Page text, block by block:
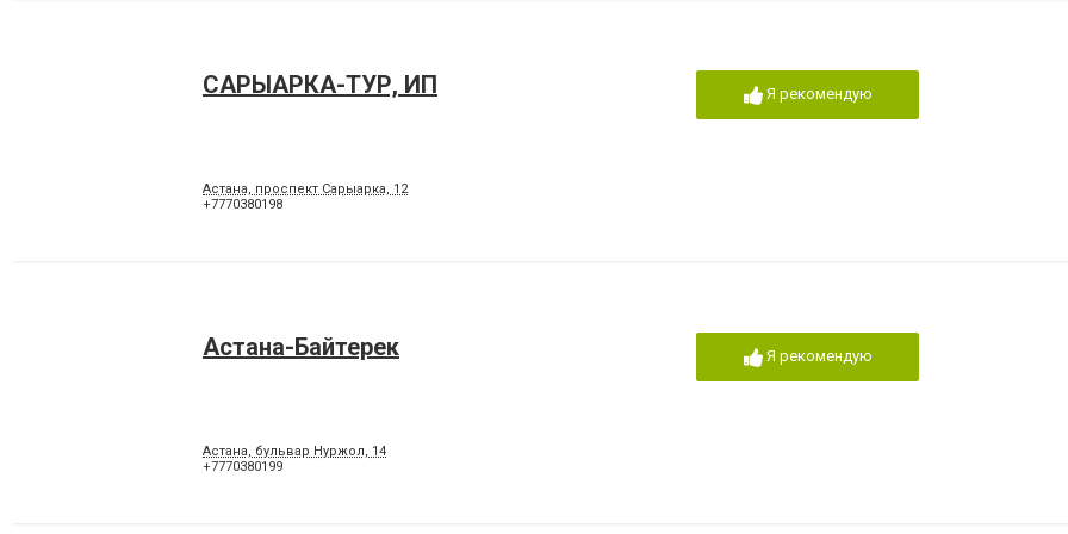
САРЫАРКА-ТУР, ИП
Астана, проспект Сарыарка, 12
+7770380198
Я рекомендую
Астана-Байтерек
Астана, бульвар Нуржол, 14
+7770380199
Я рекомендую